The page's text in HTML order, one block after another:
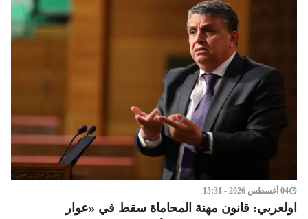
04 أغسطس 2026 - 15:31
اولعربي: قانون مهنة المحاماة سقط في «عوار